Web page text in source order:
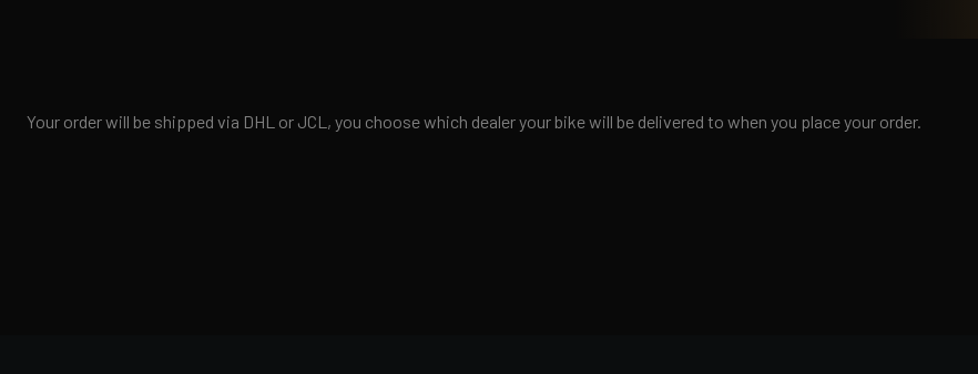
Your order will be shipped via DHL or JCL, you choose which dealer your bike will be delivered to when you place your order.